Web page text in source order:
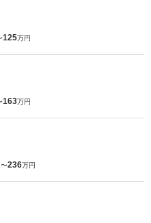
125万円
163万円
236万円